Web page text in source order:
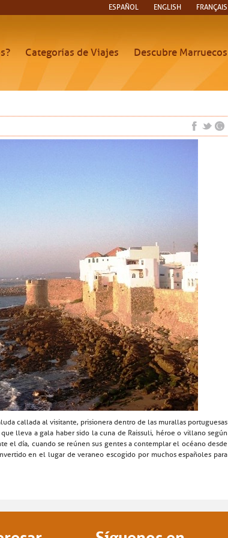
FRANÇAIS
ENGLISH
ESPAÑOL
Categorías de Viajes Descubre Marruecos
callada al visitante, prisionera dentro de las murallas portuguesas
lleva a gala haber sido la cuna de Raissuli, héroe o villano según
el día, cuando se reúnen sus gentes a contemplar el océano desde
en el lugar de veraneo escogido por muchos españoles para